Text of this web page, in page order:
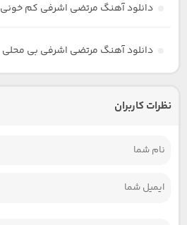
دانلود آهنگ مرتضی اشرفی کم خونی
دانلود آهنگ مرتضی اشرفی بی محلی
نظرات کاربران